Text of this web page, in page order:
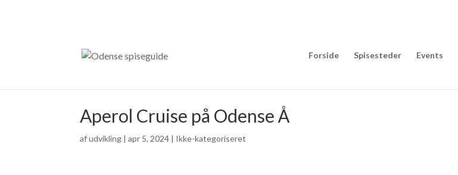
Forside Spisesteder Events
Aperol Cruise på Odense Å
afudvikling |apr 5, 2024 | Ikke-kategoriseret